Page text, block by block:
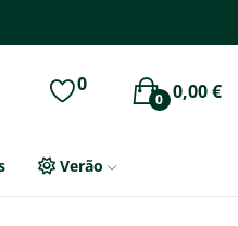
0 0,00 €
0
Verão